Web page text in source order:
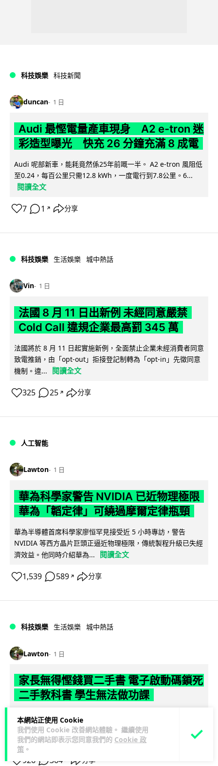
本網站正使用 Cookie
我們使用 Cookie 改善網站體驗。 繼續使用
我們的網站即表示您同意我們的 Cookie 政
策 。
科技娛樂 科技新聞
duncan 1 日
Audi 最慳電量產車現身 A2 e-tron 迷
彩造型曝光 快充 26 分鐘充滿 8 成電
Audi 呢部新車，能耗竟然係25年前嘅一半。 A2 e-tron 風阻低
至0.24，每百公里只需12.8 kWh，一度電行到7.8公里。6...
閱讀全文
7 1 ↗ 分享
科技娛樂 生活娛樂 城中熱話
Vin 1 日
法國 8 月 11 日出新例 未經同意嚴禁
Cold Call 違規企業最高罰 345 萬
法國將於 8 月 11 日起實施新例，全面禁止企業未經消費者同意
致電推銷，由「opt-out」拒接登記制轉為「opt-in」先徵同意
機制。違...
閱讀全文
325 25 ↗ 分享
人工智能
Lawton 1 日
華為科學家警告 NVIDIA 已近物理極限
華為「韜定律」可繞過摩爾定律瓶頸
華為半導體首席科學家廖恒罕見接受近 5 小時專訪，警告
NVIDIA 等西方晶片巨頭正逼近物理極限，傳統製程升級已失經
濟效益。他同時介紹華為...
閱讀全文
1,539 589 ↗ 分享
科技娛樂 生活娛樂 城中熱話
Lawton 1 日
家長無得慳錢買二手書 電子啟動碼鎖死
二手教科書 學生無法做功課
社福界立法會議員陳文宜指，一間中學書單價錢按年加 14.7%
遠超通漲，令家長難以負擔。而且電子教材啟動碼這項設計，
令學生無法完成功課，二手... 閱讀全文
926 364 ↗ 分享